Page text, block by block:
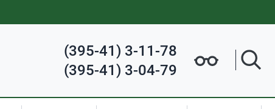
(395-41) 3-11-78
(395-41) 3-04-79